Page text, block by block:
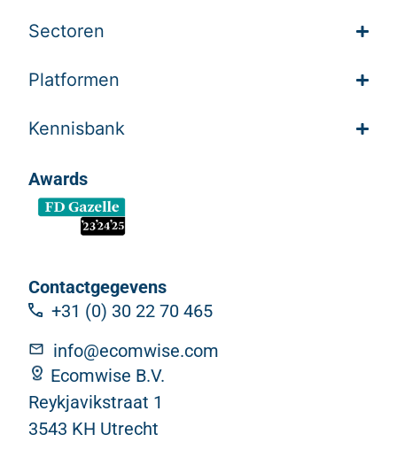
Sectoren
Platformen
Kennisbank
Awards
Contactgegevens
+31 (0) 30 22 70 465
info@ecomwise.com
Ecomwise B.V.
Reykjavikstraat 1
3543 KH Utrecht